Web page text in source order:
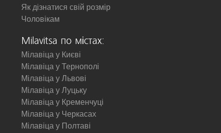
Як дізнатися свій розмір
Чоловікам
Milavitsa по містах:
Мілавіца у Києві
Мілавіца у Тернополі
Мілавіца у Львові
Мілавіца у Луцьку
Мілавіца у Кременчуці
Мілавіца у Черкасах
Мілавіца у Полтаві